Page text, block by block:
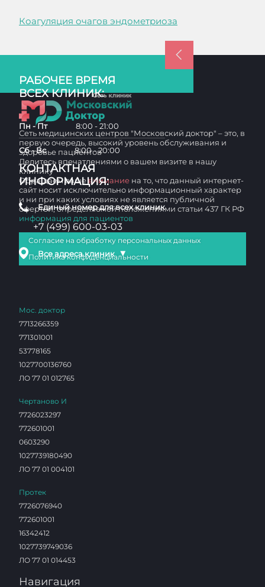
Коагуляция очагов эндометриоза
РАБОЧЕЕ ВРЕМЯ
ВСЕХ КЛИНИК:
Пн - Пт 8:00 - 21:00
Сб - Вс 8:00 - 20:00
КОНТАКТНАЯ
ИНФОРМАЦИЯ:
Единый номер для всех клиник
+7 (499) 600-03-03
Все адреса клиник ▼
Сеть медицинских центров "Московский доктор" – это, в
первую очередь, высокий уровень обслуживания и
здоровье пациентов
Делитесь впечатлениями о вашем визите в нашу
клинику
Обращаем вашевнимание на то, что данный интернет-
сайт носит исключительно информационный характер
и ни при каких условиях не является публичной
офертой, определяемой положениями статьи 437 ГК РФ
информация для пациентов
Согласие на обработку персональных данных
Политика конфиденциальности
Мос. доктор
7713266359
771301001
53778165
1027700136760
ЛО 77 01 012765
Чертаново И
7726023297
772601001
0603290
1027739180490
ЛО 77 01 004101
Протек
7726076940
772601001
16342412
1027739749036
ЛО 77 01 014453
Навигация